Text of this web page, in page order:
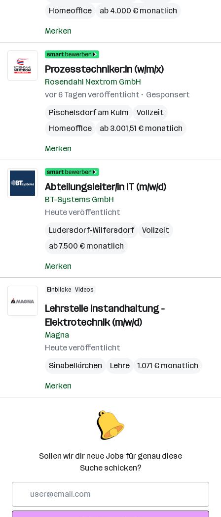
Homeoffice
ab 4.000 € monatlich
Merken
Prozesstechniker:in (w/m/x)
Rosendahl Nextrom GmbH
vor 6 Tagen veröffentlicht
Gesponsert
Pischelsdorf am Kulm
Vollzeit
Homeoffice
ab 3.001,51 € monatlich
Merken
Abteilungsleiter/in IT (m/w/d)
BT-Systems GmbH
Heute veröffentlicht
Ludersdorf-Wilfersdorf
Vollzeit
ab 7.500 € monatlich
Merken
Einblicke Videos
Lehrstelle Instandhaltung -
Elektrotechnik (m/w/d)
Magna
Heute veröffentlicht
Sinabelkirchen
Lehre 1.071 € monatlich
Merken
Sollen wir dir neue Jobs für genau diese
Suche schicken?
Adresse